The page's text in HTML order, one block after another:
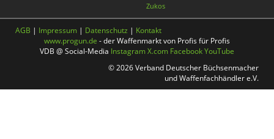
Zukos
AGB | Impressum | Datenschutz | Kontakt
www.progun.de - der Waffenmarkt von Profis für Profis
VDB @ Social-Media InstagramX.com FacebookYouTube
© 2026 Verband Deutscher Büchsenmacher
und Waffenfachhändler e.V.